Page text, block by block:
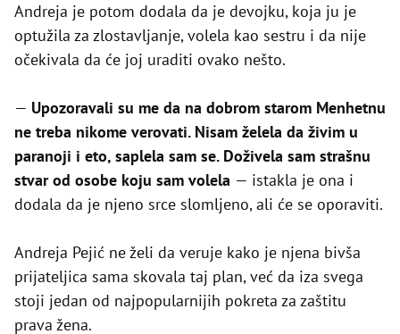
Andreja je potom dodala da je devojku, koja ju je
optužila za zlostavljanje, volela kao sestru i da nije
očekivala da će joj uraditi ovako nešto.
— Upozoravali su me da na dobrom starom Menhetnu
ne treba nikome verovati. Nisam želela da živim u
paranoji i eto, saplela sam se. Doživela sam strašnu
stvar od osobe koju sam volela — istakla je ona i
dodala da je njeno srce slomljeno, ali će se oporaviti.
Andreja Pejić ne želi da veruje kako je njena bivša
prijateljica sama skovala taj plan, već da iza svega
stoji jedan od najpopularnijih pokreta za zaštitu
prava žena.